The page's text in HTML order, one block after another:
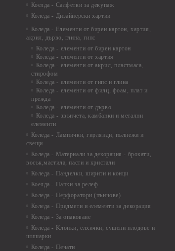
Коелда - Салфетки за декупаж
Коледа - Дизайнерски хартии
Коледа - Eлементи от бирен картон, хартия,
акрил, дърво, глина, гипс
Коледа - елементи от бирен картон
Коледа - елементи от хартия
Коледа - елементи от акрил, пластмаса,
стирофом
Коледа - елементи от гипс и глина
Коледа - елементи от филц, фоам, плат и
прежда
Коледа - елементи от дърво
Коледа - звънчета, камбанки и метални
елементи
Коледа - Лампички, гирлянди, пълнежи и
свещи
Коледа - Материали за декорация - брокати,
восък,мастила, пасти и кристали
Коледа - Панделки, ширити и конци
Коелда - Папки за релеф
Коледа - Перфоратори (пънчове)
Коледа - Предмети и елементи за декорация
Коледа - За опаковане
Коледа - Kлонки, елхички, сушени плодове и
шишарки
Коледа - Печати